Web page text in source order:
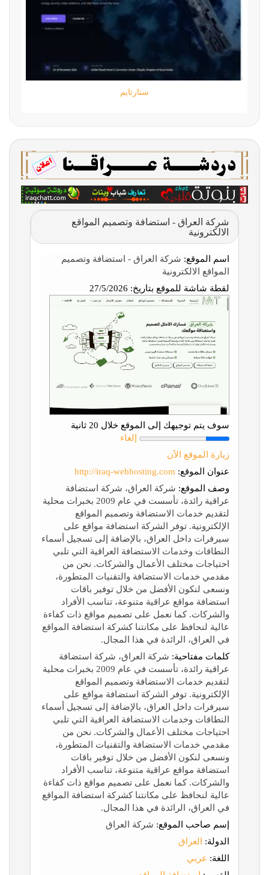
ستارتايم
شركة العراق - استضافة وتصميم المواقع
الالكترونية
اسم الموقع: شركة العراق - استضافة وتصميم
المواقع الالكترونية
لقطة شاشة للموقع بتاريخ:
سوف يتم توجيهك إلى الموقع خلال 20 ثانية
إلغاء
زيارة الموقع الآن
عنوان الموقع: http://iraq-webhosting.com
وصف الموقع: شركة العراق، شركة استضافة
عراقية رائدة، تأسست في عام 2009 بخبرات محلية
لتقديم خدمات الاستضافة وتصميم المواقع
الإلكترونية. توفر الشركة استضافة مواقع على
سيرفرات داخل العراق، بالإضافة إلى تسجيل أسماء
النطاقات وخدمات الاستضافة العراقية التي تلبي
احتياجات مختلف الأعمال والشركات. نحن من
مقدمي خدمات الاستضافة والتقنيات المتطورة،
ونسعى لنكون الأفضل من خلال توفير باقات
استضافة مواقع عراقية متنوعة، تناسب الأفراد
والشركات. كما نعمل على تصميم مواقع ذات كفاءة
عالية لنحافظ على مكانتنا كشركة استضافة المواقع
في العراق، الرائدة في هذا المجال.
كلمات مفتاحية: شركة العراق، شركة استضافة
عراقية رائدة، تأسست في عام 2009 بخبرات محلية
لتقديم خدمات الاستضافة وتصميم المواقع
الإلكترونية. توفر الشركة استضافة مواقع على
سيرفرات داخل العراق، بالإضافة إلى تسجيل أسماء
النطاقات وخدمات الاستضافة العراقية التي تلبي
احتياجات مختلف الأعمال والشركات. نحن من
مقدمي خدمات الاستضافة والتقنيات المتطورة،
ونسعى لنكون الأفضل من خلال توفير باقات
استضافة مواقع عراقية متنوعة، تناسب الأفراد
والشركات. كما نعمل على تصميم مواقع ذات كفاءة
عالية لنحافظ على مكانتنا كشركة استضافة المواقع
في العراق، الرائدة في هذا المجال.
إسم صاحب الموقع: شركة العراق
الدولة:
العراق
اللغة: عربي